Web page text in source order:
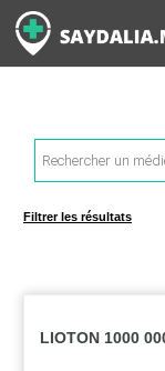
Rechercher les
estimer ainsi le
Recherche
de
produits
Filtrer les résultats
LIOTON 1000